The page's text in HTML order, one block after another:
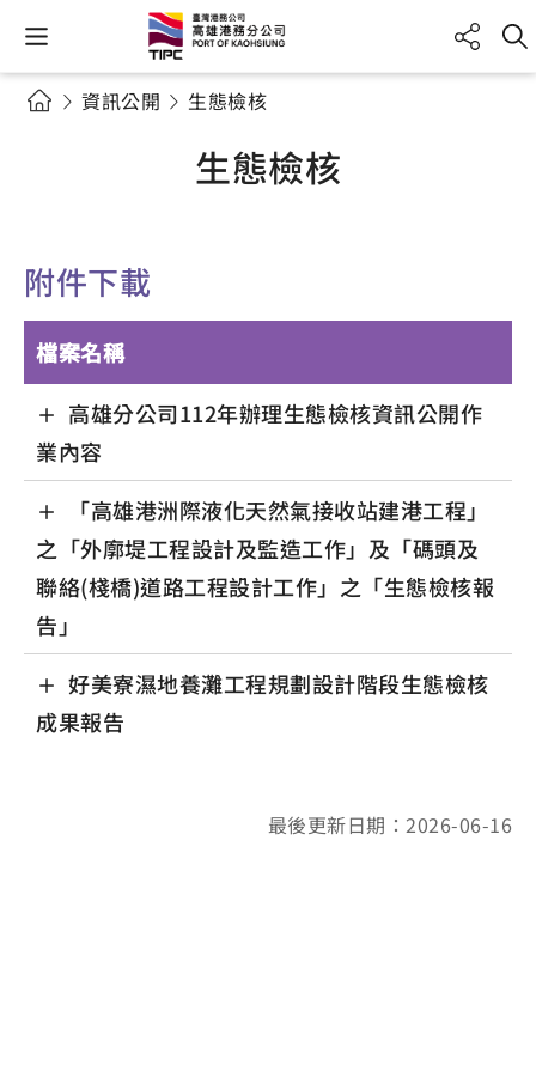
資訊公開 生態檢核
生態檢核
附件下載
檔案名稱
高雄分公司112年辦理生態檢核資訊公開作
業內容
「高雄港洲際液化天然氣接收站建港工程」
之「外廓堤工程設計及監造工作」及「碼頭及
聯絡(棧橋)道路工程設計工作」之「生態檢核報
告」
好美寮濕地養灘工程規劃設計階段生態檢核
成果報告
最後更新日期：2026-06-16